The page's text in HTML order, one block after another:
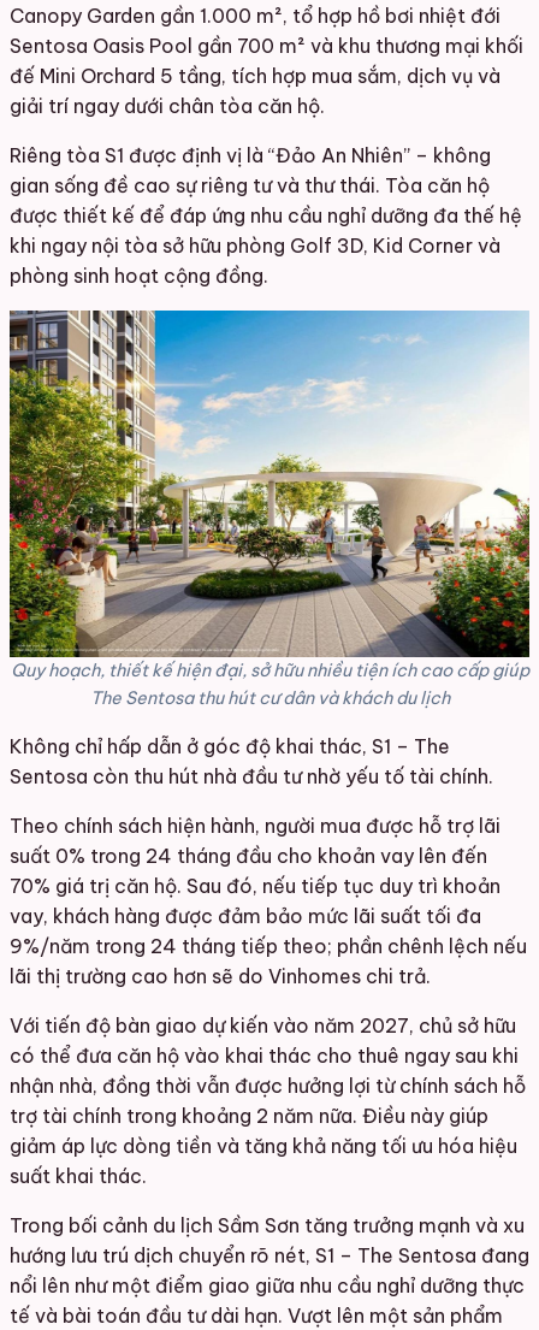
Canopy Garden gần 1.000 m², tổ hợp hồ bơi nhiệt đới
Sentosa Oasis Pool gần 700 m² và khu thương mại khối
đế Mini Orchard 5 tầng, tích hợp mua sắm, dịch vụ và
giải trí ngay dưới chân tòa căn hộ.
Riêng tòa S1 được định vị là “Đảo An Nhiên” – không
gian sống đề cao sự riêng tư và thư thái. Tòa căn hộ
được thiết kế để đáp ứng nhu cầu nghỉ dưỡng đa thế hệ
khi ngay nội tòa sở hữu phòng Golf 3D, Kid Corner và
phòng sinh hoạt cộng đồng.
Quy hoạch, thiết kế hiện đại, sở hữu nhiều tiện ích cao cấp giúp
The Sentosa thu hút cư dân và khách du lịch
Không chỉ hấp dẫn ở góc độ khai thác, S1 – The
Sentosa còn thu hút nhà đầu tư nhờ yếu tố tài chính.
Theo chính sách hiện hành, người mua được hỗ trợ lãi
suất 0% trong 24 tháng đầu cho khoản vay lên đến
70% giá trị căn hộ. Sau đó, nếu tiếp tục duy trì khoản
vay, khách hàng được đảm bảo mức lãi suất tối đa
9%/năm trong 24 tháng tiếp theo; phần chênh lệch nếu
lãi thị trường cao hơn sẽ do Vinhomes chi trả.
Với tiến độ bàn giao dự kiến vào năm 2027, chủ sở hữu
có thể đưa căn hộ vào khai thác cho thuê ngay sau khi
nhận nhà, đồng thời vẫn được hưởng lợi từ chính sách hỗ
trợ tài chính trong khoảng 2 năm nữa. Điều này giúp
giảm áp lực dòng tiền và tăng khả năng tối ưu hóa hiệu
suất khai thác.
Trong bối cảnh du lịch Sầm Sơn tăng trưởng mạnh và xu
hướng lưu trú dịch chuyển rõ nét, S1 – The Sentosa đang
nổi lên như một điểm giao giữa nhu cầu nghỉ dưỡng thực
tế và bài toán đầu tư dài hạn. Vượt lên một sản phẩm